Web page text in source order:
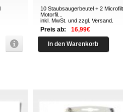
10 Staubsaugerbeutel + 2
Motorfil...
inkl. MwSt. und zzgl.Versand
Preis ab: 16,99€
In den Warenkorb